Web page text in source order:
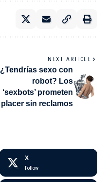
NEXT ARTICLE
¿Tendrías sexo con
robot? Los
‘sexbots’ prometen
placer sin reclamos
X
Follow